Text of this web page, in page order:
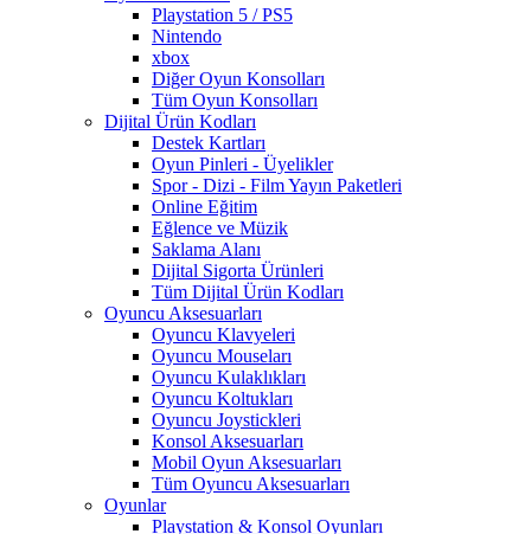
Playstation 5 / PS5
Nintendo
xbox
Diğer Oyun Konsolları
Tüm Oyun Konsolları
Dijital Ürün Kodları
Destek Kartları
Oyun Pinleri - Üyelikler
Spor - Dizi - Film Yayın Paketleri
Online Eğitim
Eğlence ve Müzik
Saklama Alanı
Dijital Sigorta Ürünleri
Tüm Dijital Ürün Kodları
Oyuncu Aksesuarları
Oyuncu Klavyeleri
Oyuncu Mouseları
Oyuncu Kulaklıkları
Oyuncu Koltukları
Oyuncu Joystickleri
Konsol Aksesuarları
Mobil Oyun Aksesuarları
Tüm Oyuncu Aksesuarları
Oyunlar
Playstation & Konsol Oyunları